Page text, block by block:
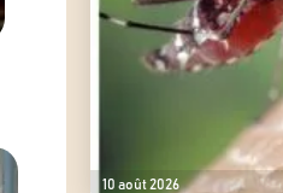
10 août 2026